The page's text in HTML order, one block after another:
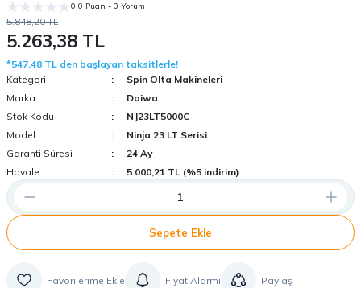
0.0 Puan - 0 Yorum
5.848,20 TL
5.263,38 TL
*547,48 TL den başlayan taksitlerle!
Kategori
Spin Olta Makineleri
Marka
Daiwa
Stok Kodu
NJ23LT5000C
Model
Ninja 23 LT Serisi
Garanti Süresi
24 Ay
Havale
5.000,21 TL (%5 indirim)
Sepete Ekle
Fiyat Alarmı Paylaş